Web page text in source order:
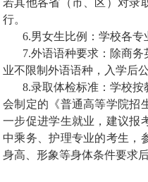
若其他各省（市、区）对录
行。
6.男女生比例：学校各专
7.外语语种要求：除商
业不限制外语语种，入学后
8.录取体检标准：学校按
会制定的《普通高等学院招
一步促进学生就业，建议报
中乘务、护理专业的考生，
身高、形象等身体条件要求